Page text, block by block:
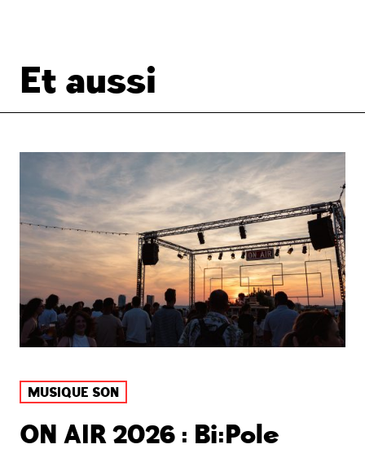
Et aussi
MUSIQUE SON
ON AIR 2026 : Bi:Pole